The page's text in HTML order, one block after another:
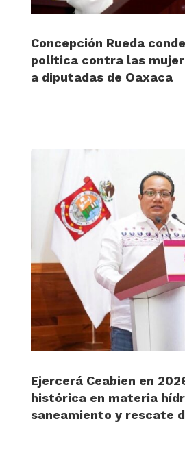
Concepción Rueda
política contra las
a diputadas de Oaxaca
Ejercerá Ceabien en
histórica en materia
saneamiento y rescate